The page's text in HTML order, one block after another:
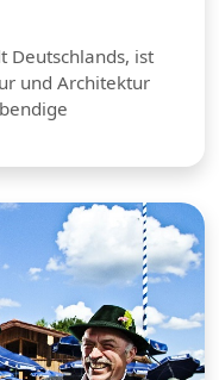
Deutschlands, ist
und Architektur